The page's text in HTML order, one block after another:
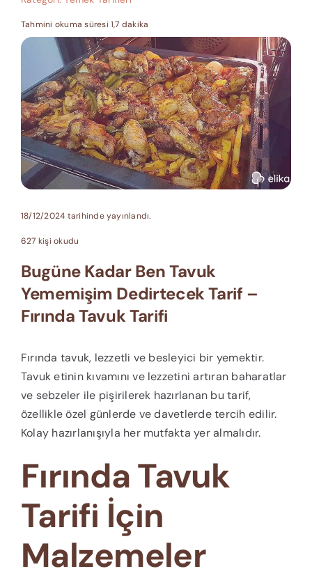
Tahmini okuma süresi 1,7 dakika
18/12/2024 tarihinde yayınlandı.
627 kişi okudu
Bugüne Kadar Ben Tavuk
Yememişim Dedirtecek Tarif –
Fırında Tavuk Tarifi
Fırında tavuk, lezzetli ve besleyici bir yemektir.
Tavuk etinin kıvamını ve lezzetini artıran baharatlar
ve sebzeler ile pişirilerek hazırlanan bu tarif,
özellikle özel günlerde ve davetlerde tercih edilir.
Kolay hazırlanışıyla her mutfakta yer almalıdır.
Fırında Tavuk
Tarifi İçin
Malzemeler